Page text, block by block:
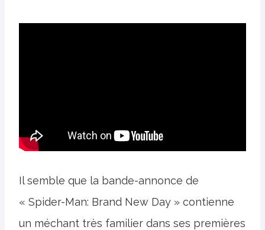
Il semble que la bande-annonce de
« Spider-Man: Brand New Day » contienne
un méchant très familier dans ses premières